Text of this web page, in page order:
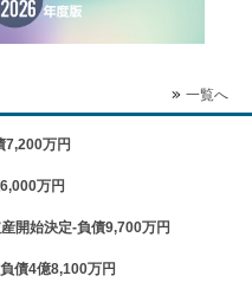
一覧へ
7,200万円
万円
開始決定-負債9,700万円
債4億8,100万円